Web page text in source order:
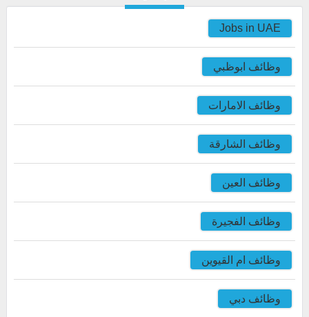
Jobs in UAE
وظائف ابوظبي
وظائف الامارات
وظائف الشارقة
وظائف العين
وظائف الفجيرة
وظائف ام القيوين
وظائف دبي